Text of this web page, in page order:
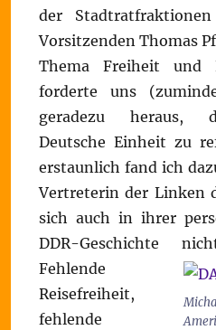
der
Vorsitzenden Thomas
Thema Freiheit und
forderte uns
geradezu heraus,
Deutsche Einheit zu
erstaunlich fand ich
Vertreterin der Linken
sich auch in ihrer
DDR-Geschichte
Fehlende
Reisefreiheit,
fehlende